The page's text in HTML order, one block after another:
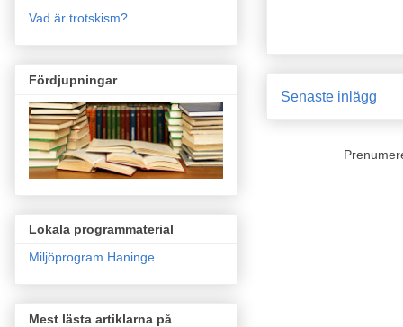
Senaste inlägg
Vad är trotskism?
Fördjupningar
Lokala programmaterial
Miljöprogram Haninge
Mest lästa artiklarna på